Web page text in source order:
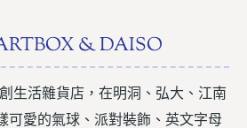
& DAISO
生活雜貨店，在明洞、弘大、江南
可愛的氣球、派對裝飾、英文字母